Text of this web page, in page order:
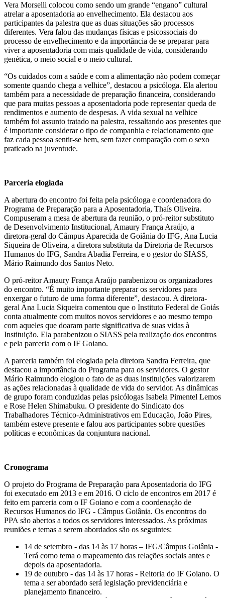
Vera Morselli colocou como sendo um grande “engano” cultural
atrelar a aposentadoria ao envelhecimento. Ela destacou aos
participantes da palestra que as duas situações são processos
diferentes. Vera falou das mudanças físicas e psicossociais do
processo de envelhecimento e da importância de se preparar para
viver a aposentadoria com mais qualidade de vida, considerando
genética, o meio social e o meio cultural.
“Os cuidados com a saúde e com a alimentação não podem começar
somente quando chega a velhice”, destacou a psicóloga. Ela alertou
também para a necessidade de preparação financeira, considerando
que para muitas pessoas a aposentadoria pode representar queda de
rendimentos e aumento de despesas. A vida sexual na velhice
também foi assunto tratado na palestra, ressaltando aos presentes que
é importante considerar o tipo de companhia e relacionamento que
faz cada pessoa sentir-se bem, sem fazer comparação com o sexo
praticado na juventude.
Parceria elogiada
A abertura do encontro foi feita pela psicóloga e coordenadora do
Programa de Preparação para a Aposentadoria, Thaís Oliveira.
Compuseram a mesa de abertura da reunião, o pró-reitor substituto
de Desenvolvimento Institucional, Amaury França Araújo, a
diretora-geral do Câmpus Aparecida de Goiânia do IFG, Ana Lucia
Siqueira de Oliveira, a diretora substituta da Diretoria de Recursos
Humanos do IFG, Sandra Abadia Ferreira, e o gestor do SIASS,
Mário Raimundo dos Santos Neto.
O pró-reitor Amaury França Araújo parabenizou os organizadores
do encontro. “É muito importante preparar os servidores para
enxergar o futuro de uma forma diferente”, destacou. A diretora-
geral Ana Lucia Siqueira comentou que o Instituto Federal de Goiás
conta atualmente com muitos novos servidores e ao mesmo tempo
com aqueles que doaram parte significativa de suas vidas à
Instituição. Ela parabenizou o SIASS pela realização dos encontros
e pela parceria com o IF Goiano.
A parceria também foi elogiada pela diretora Sandra Ferreira, que
destacou a importância do Programa para os servidores. O gestor
Mário Raimundo elogiou o fato de as duas instituições valorizarem
as ações relacionadas à qualidade de vida do servidor. As dinâmicas
de grupo foram conduzidas pelas psicólogas Isabela Pimentel Lemos
e Rose Helen Shimabuku. O presidente do Sindicato dos
Trabalhadores Técnico-Administrativos em Educação, João Pires,
também esteve presente e falou aos participantes sobre questões
políticas e econômicas da conjuntura nacional.
Cronograma
O projeto do Programa de Preparação para Aposentadoria do IFG
foi executado em 2013 e em 2016. O ciclo de encontros em 2017 é
feito em parceria com o IF Goiano e com a coordenação de
Recursos Humanos do IFG - Câmpus Goiânia. Os encontros do
PPA são abertos a todos os servidores interessados. As próximas
reuniões e temas a serem abordados são os seguintes:
14 de setembro - das 14 às 17 horas – IFG/Câmpus Goiânia -
Terá como tema o mapeamento das relações sociais antes e
depois da aposentadoria.
19 de outubro - das 14 às 17 horas - Reitoria do IF Goiano. O
tema a ser abordado será legislação previdenciária e
planejamento financeiro.